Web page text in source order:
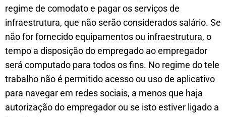
regime de comodato e pagar os serviços de
infraestrutura, que não serão considerados salário. Se
não for fornecido equipamentos ou infraestrutura, o
tempo a disposição do empregado ao empregador
será computado para todos os fins. No regime do tele
trabalho não é permitido acesso ou uso de aplicativo
para navegar em redes sociais, a menos que haja
autorização do empregador ou se isto estiver ligado a